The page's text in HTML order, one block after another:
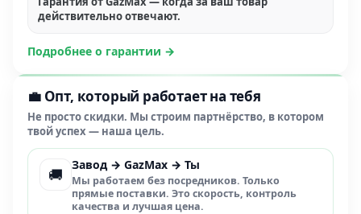
действительно отвечают.
Подробнее о гарантии →
💼 Опт, который работает на тебя
Не просто скидки. Мы строим партнёрство, в котором
твой успех — наша цель.
🚚
Завод → GazMax → Ты
Мы работаем без посредников. Только
прямые поставки. Это скорость, контроль
качества и лучшая цена.